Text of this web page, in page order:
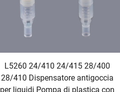
L5260 24/410 24/415 28/400
28/410 Dispensatore antigoccia
per liquidi Pompa di plastica con